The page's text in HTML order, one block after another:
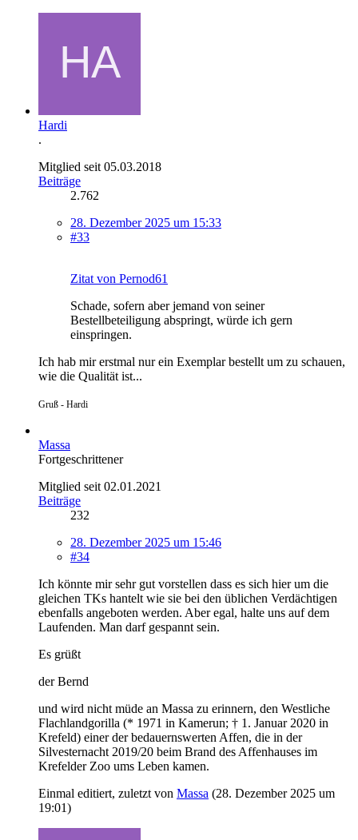
Hardi
.
Mitglied seit 05.03.2018
Beiträge
2.762
28. Dezember 2025 um 15:33
#33
Zitat von Pernod61
Schade, sofern aber jemand von seiner
Bestellbeteiligung abspringt, würde ich gern
einspringen.
Ich hab mir erstmal nur ein Exemplar bestellt um zu schauen,
wie die Qualität ist...
Gruß - Hardi
Massa
Fortgeschrittener
Mitglied seit 02.01.2021
Beiträge
232
28. Dezember 2025 um 15:46
#34
Ich könnte mir sehr gut vorstellen dass es sich hier um die
gleichen TKs hantelt wie sie bei den üblichen Verdächtigen
ebenfalls angeboten werden. Aber egal, halte uns auf dem
Laufenden. Man darf gespannt sein.
Es grüßt
der Bernd
und wird nicht müde an Massa zu erinnern, den Westliche
Flachlandgorilla (* 1971 in Kamerun; † 1. Januar 2020 in
Krefeld) einer der bedauernswerten Affen, die in der
Silvesternacht 2019/20 beim Brand des Affenhauses im
Krefelder Zoo ums Leben kamen.
Einmal editiert, zuletzt von Massa (28. Dezember 2025 um
19:01)